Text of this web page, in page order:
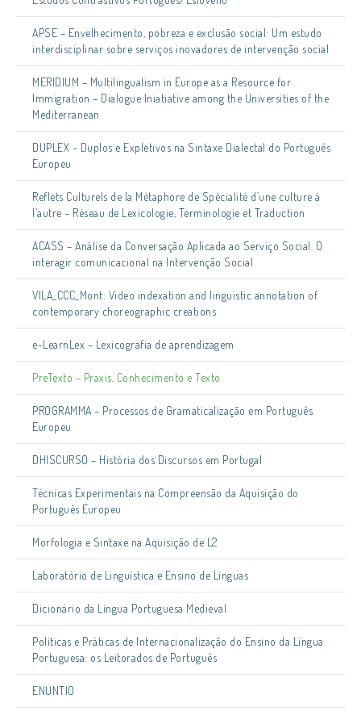
APSE – Envelhecimento, pobreza e exclusão social: Um estudo
interdisciplinar sobre serviços inovadores de intervenção social
MERIDIUM – Multilingualism in Europe as a Resource for
Immigration – Dialogue Iniatiative among the Universities of the
Mediterranean
DUPLEX – Duplos e Expletivos na Sintaxe Dialectal do Português
Europeu
Reflets Culturels de la Métaphore de Spécialité d’une culture à
l’autre – Réseau de Lexicologie, Terminologie et Traduction
ACASS – Análise da Conversação Aplicada ao Serviço Social. O
interagir comunicacional na Intervenção Social
VILA_CCC_Mont: Video indexation and linguistic annotation of
contemporary choreographic creations
e-LearnLex – Lexicografia de aprendizagem
PreTexto – Praxis, Conhecimento e Texto
PROGRAMMA – Processos de Gramaticalização em Português
Europeu
DHISCURSO – História dos Discursos em Portugal
Técnicas Experimentais na Compreensão da Aquisição do
Português Europeu
Morfologia e Sintaxe na Aquisição de L2
Laboratório de Linguística e Ensino de Línguas
Dicionário da Língua Portuguesa Medieval
Políticas e Práticas de Internacionalização do Ensino da Língua
Portuguesa: os Leitorados de Português
ENUNTIO